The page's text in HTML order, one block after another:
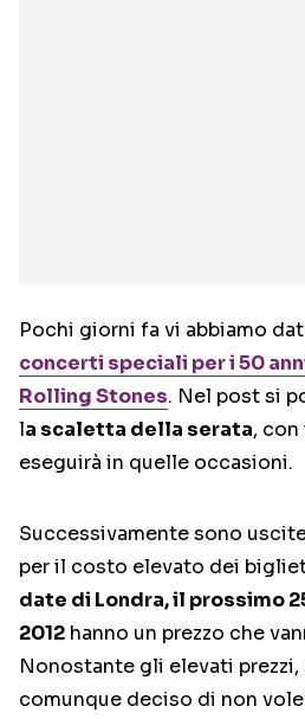
Pochi giorni fa vi abbiamo
concerti speciali per i 50
Rolling Stones. Nel post si
la scaletta della serata, con
eseguirà in quelle occasioni.
Successivamente sono
per il costo elevato dei
date di Londra, il prossimo
2012 hanno un prezzo che
Nonostante gli elevati prezzi,
comunque deciso di non